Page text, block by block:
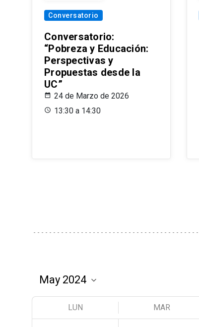
Conversatorio
Conversatorio:
“Pobreza y Educación:
Perspectivas y
Propuestas desde la
UC”
24 de Marzo de 2026
13:30 a 14:30
LUN MAR